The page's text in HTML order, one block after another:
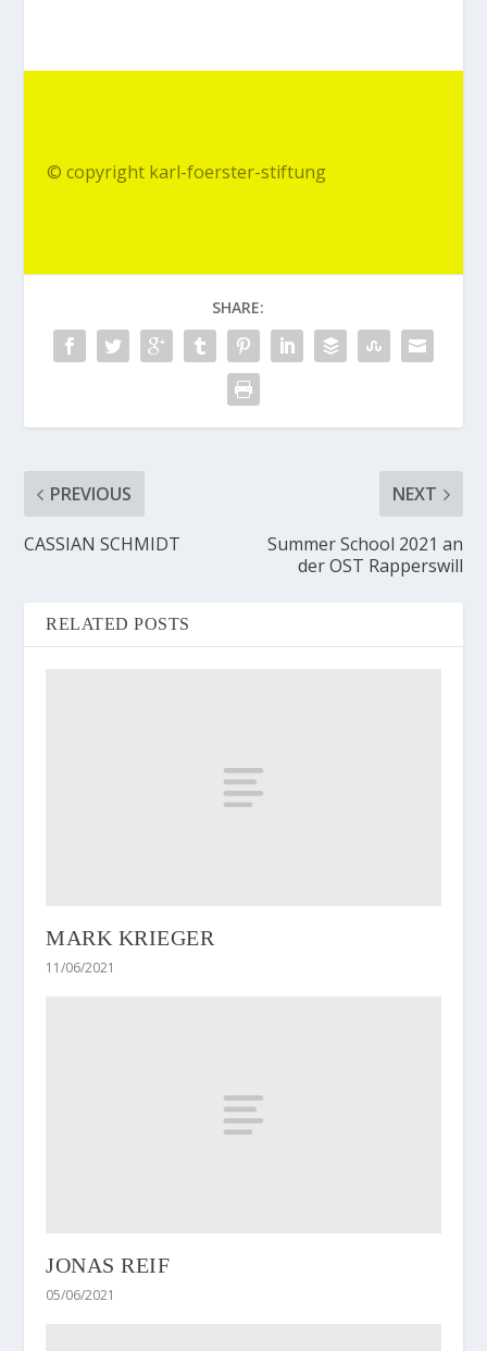
© copyright karl-foerster-stiftung
SHARE:
PREVIOUS
CASSIAN SCHMIDT
NEXT
Summer School 2021 an
der OST Rapperswill
RELATED POSTS
MARK KRIEGER
11/06/2021
JONAS REIF
05/06/2021